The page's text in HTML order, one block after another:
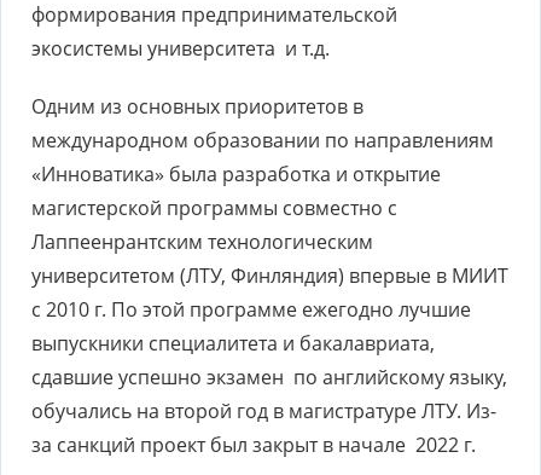
формирования предпринимательской
экосистемы университета и т.д.
Одним из основных приоритетов в
международном образовании по направлениям
«Инноватика» была разработка и открытие
магистерской программы совместно с
Лаппеенрантским технологическим
университетом (ЛТУ, Финляндия) впервые в МИИТ
с 2010 г. По этой программе ежегодно лучшие
выпускники специалитета и бакалавриата,
сдавшие успешно экзамен по английскому языку,
обучались на второй год в магистратуре ЛТУ. Из-
за санкций проект был закрыт в начале 2022 г.